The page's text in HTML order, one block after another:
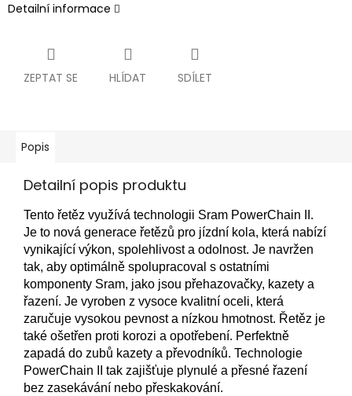
Detailní informace
ZEPTAT SE HLÍDAT SDÍLET
Popis
Detailní popis produktu
Tento řetěz využívá technologii Sram PowerChain II.
Je to nová generace řetězů pro jízdní kola, která nabízí
vynikající výkon, spolehlivost a odolnost. Je navržen
tak, aby optimálně spolupracoval s ostatními
komponenty Sram, jako jsou přehazovačky, kazety a
řazení. Je vyroben z vysoce kvalitní oceli, která
zaručuje vysokou pevnost a nízkou hmotnost. Řetěz je
také ošetřen proti korozi a opotřebení. Perfektně
zapadá do zubů kazety a převodníků. Technologie
PowerChain II tak zajišťuje plynulé a přesné řazení
bez zasekávání nebo přeskakování.